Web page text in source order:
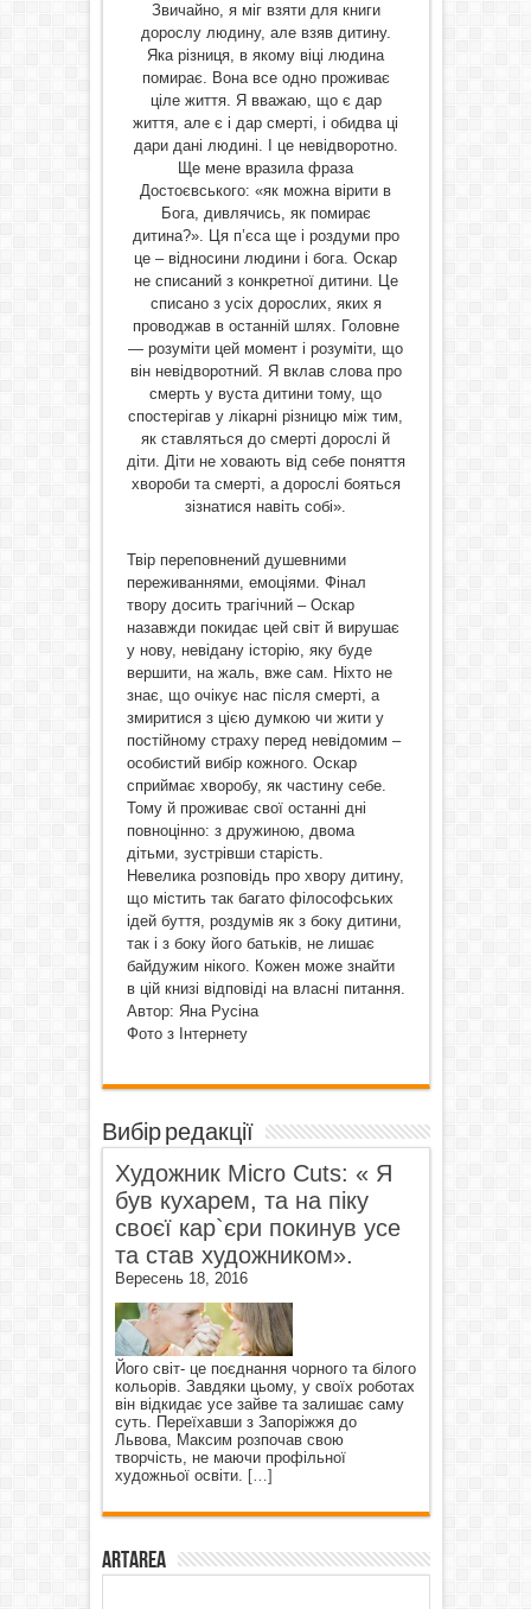
Звичайно, я міг взяти для книги
дорослу людину, але взяв дитину.
Яка різниця, в якому віці людина
помирає. Вона все одно проживає
ціле життя. Я вважаю, що є дар
життя, але є і дар смерті, і обидва ці
дари дані людині. І це невідворотно.
Ще мене вразила фраза
Достоєвського: «як можна вірити в
Бога, дивлячись, як помирає
дитина?». Ця п’єса ще і роздуми про
це – відносини людини і бога. Оскар
не списаний з конкретної дитини. Це
списано з усіх дорослих, яких я
проводжав в останній шлях. Головне
— розуміти цей момент і розуміти, що
він невідворотний. Я вклав слова про
смерть у вуста дитини тому, що
спостерігав у лікарні різницю між тим,
як ставляться до смерті дорослі й
діти. Діти не ховають від себе поняття
хвороби та смерті, а дорослі бояться
зізнатися навіть собі».
Твір переповнений душевними
переживаннями, емоціями. Фінал
твору досить трагічний – Оскар
назавжди покидає цей світ й вирушає
у нову, невідану історію, яку буде
вершити, на жаль, вже сам. Ніхто не
знає, що очікує нас після смерті, а
змиритися з цією думкою чи жити у
постійному страху перед невідомим –
особистий вибір кожного. Оскар
сприймає хворобу, як частину себе.
Тому й проживає свої останні дні
повноцінно: з дружиною, двома
дітьми, зустрівши старість.
Невелика розповідь про хвору дитину,
що містить так багато філософських
ідей буття, роздумів як з боку дитини,
так і з боку його батьків, не лишає
байдужим нікого. Кожен може знайти
в цій книзі відповіді на власні питання.
Автор: Яна Русіна
Фото з Інтернету
Вибір редакції
Художник Micro Cuts: « Я
був кухарем, та на піку
своєї кар`єри покинув усе
та став художником».
Вересень 18, 2016
Його світ- це поєднання чорного та білого
кольорів. Завдяки цьому, у своїх роботах
він відкидає усе зайве та залишає саму
суть. Переїхавши з Запоріжжя до
Львова, Максим розпочав свою
творчість, не маючи профільної
художньої освіти. […]
ArtArea